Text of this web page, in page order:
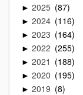
► 2025 87
► 2024 116
► 2023 164
► 2022 255
► 2021 188
► 2020 195
► 2019 8